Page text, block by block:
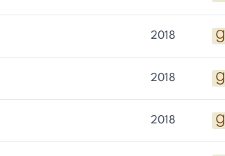
2018
2018
2018